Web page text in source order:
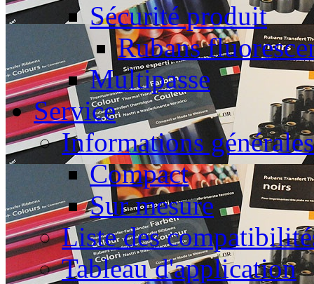
Sécurité produit
Rubans
Multipasse
Service
Informations
Compact
Sur mesure
Liste des
Tableau d'application